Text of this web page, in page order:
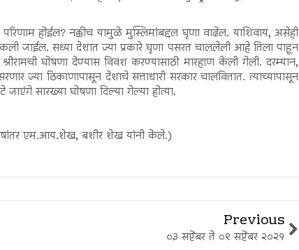
होईल? नक्कीच यामुळे मुस्लिमांबद्दल घृणा वाढेल. याशिवाय, असेही
जाईल. सध्या देशात ज्या प्रकारे घृणा पसरत चाललेली आहे तिला पाहून
घोषणा देण्यास विवश करण्यासाठी मारहाण केली गेली. दरम्यान,
ज्या ठिकाणापासून देशाचे सत्ताधारी सरकार चालवितात. त्याच्यापासून
सारख्या घोषणा दिल्या गेल्या होत्या.
भाषांतर एम.आय.शेख, बशीर शेख यांनी केले.)
Previous
०३ सप्टेंबर ते ०९ सप्टेंबर २०२१